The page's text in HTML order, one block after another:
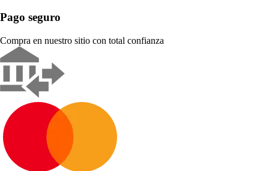
Pago seguro
Compra en nuestro sitio con total confianza